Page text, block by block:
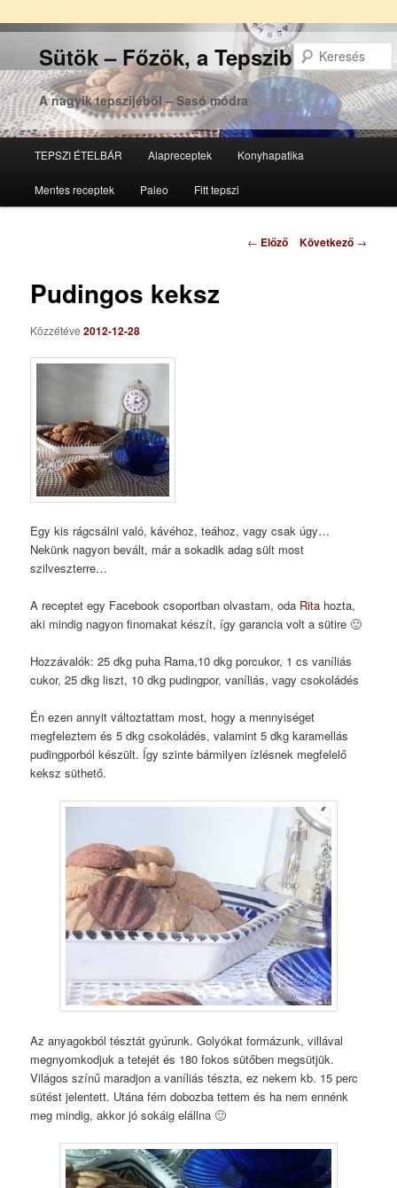
Sütök – Főzök, a Tepsziből
A nagyik tepszijéből – Sasó módra
Tovább
az
Tovább
a
TEPSZI ÉTELBÁR Alapreceptek Konyhapatika
Mentes receptek Paleo Fitt tepszi
Bejegyzés
← Előző Következő →
Pudingos keksz
Közzétéve2012-12-28
Egy kis rágcsálni való, kávéhoz, teához, vagy csak úgy…
Nekünk nagyon bevált, már a sokadik adag sült most
szilveszterre…
A receptet egy Facebook csoportban olvastam, oda Rita hozta,
aki mindig nagyon finomakat készít, így garancia volt a sütire 🙂
Hozzávalók: 25 dkg puha Rama,10 dkg porcukor, 1 cs vaníliás
cukor, 25 dkg liszt, 10 dkg pudingpor, vaníliás, vagy csokoládés
Én ezen annyit változtattam most, hogy a mennyiséget
megfeleztem és 5 dkg csokoládés, valamint 5 dkg karamellás
pudingporból készült. Így szinte bármilyen ízlésnek megfelelő
keksz süthető.
Az anyagokból tésztát gyúrunk. Golyókat formázunk, villával
megnyomkodjuk a tetejét és 180 fokos sütőben megsütjük.
Világos színű maradjon a vaníliás tészta, ez nekem kb. 15 perc
sütést jelentett. Utána fém dobozba tettem és ha nem ennénk
meg mindig, akkor jó sokáig elállna 🙂